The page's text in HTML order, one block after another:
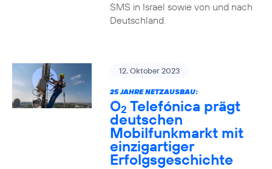
SMS in Israel sowie von und nach
Deutschland.
12. Oktober 2023
25 JAHRE NETZAUSBAU:
O2 Telefónica prägt
deutschen
Mobilfunkmarkt mit
einzigartiger
Erfolgsgeschichte